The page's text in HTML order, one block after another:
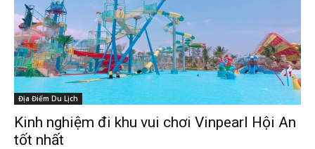
Địa Điểm Du Lịch
Kinh nghiệm đi khu vui chơi Vinpearl Hội An
tốt nhất